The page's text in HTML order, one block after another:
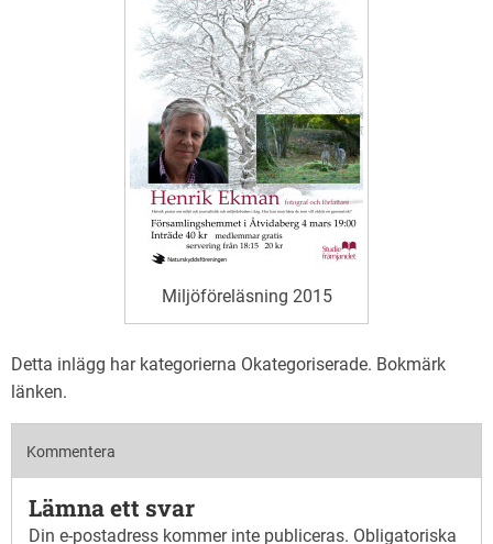
Miljöföreläsning 2015
Detta inlägg har kategorierna Okategoriserade. Bokmärk
länken.
Kommentera
Lämna ett svar
Din e-postadress kommer inte publiceras. Obligatoriska